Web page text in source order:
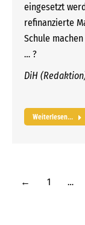
eingesetzt
refinanzierte
Schule
… ?
DiH
Weiterlesen...
← 1 …